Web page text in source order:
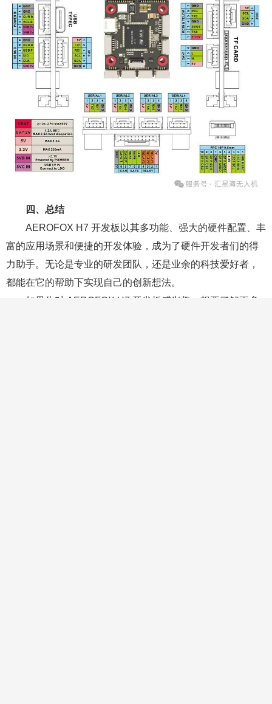
四、总结
AEROFOX H7 开发板以其多功能、强大的硬件配置、丰
富的应用场景和便捷的开发体验，成为了硬件开发者们的得
力助手。无论是专业的研发团队，还是业余的科技爱好者，
都能在它的帮助下实现自己的创新想法。
如果你对 AEROFOX H7 开发板感兴趣，想要了解更多